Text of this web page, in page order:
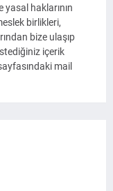
yasal haklarının
birlikleri,
bize ulaşıp
içerik
mail